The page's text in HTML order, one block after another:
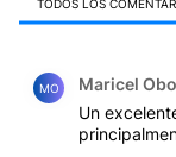
TODOS LOS
MO Maricel
Un